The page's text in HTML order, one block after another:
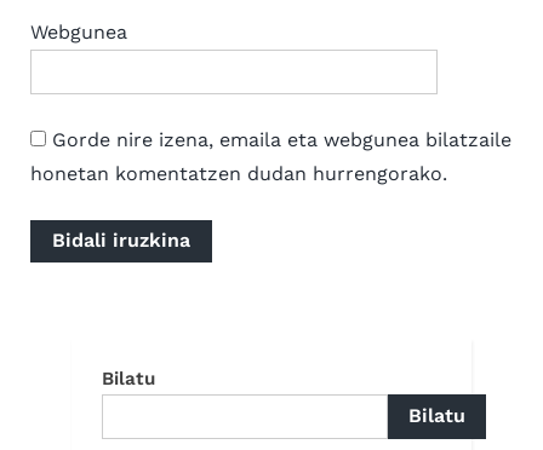
Webgunea
Gorde nire izena, emaila eta webgunea bilatzaile
honetan komentatzen dudan hurrengorako.
Bilatu
Bilatu